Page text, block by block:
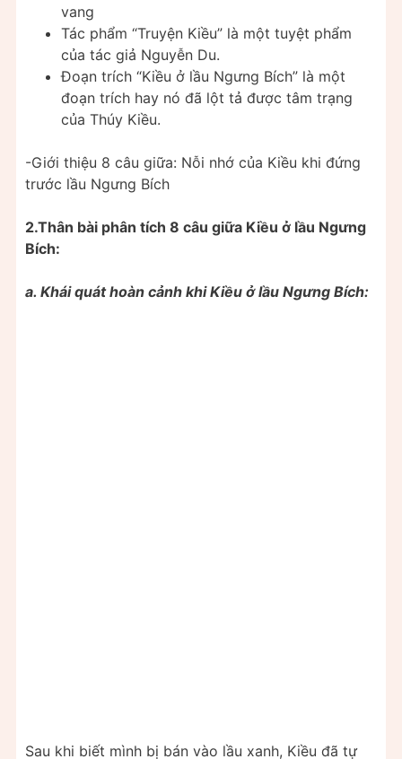
vang
Tác phẩm “Truyện Kiều” là một tuyệt phẩm
của tác giả Nguyễn Du.
Đoạn trích “Kiều ở lầu Ngưng Bích” là một
đoạn trích hay nó đã lột tả được tâm trạng
của Thúy Kiều.
-Giới thiệu 8 câu giữa: Nỗi nhớ của Kiều khi đứng
trước lầu Ngưng Bích
2.Thân bài phân tích 8 câu giữa Kiều ở lầu Ngưng
Bích:
a. Khái quát hoàn cảnh khi Kiều ở lầu Ngưng Bích:
Sau khi biết mình bị bán vào lầu xanh, Kiều đã tự